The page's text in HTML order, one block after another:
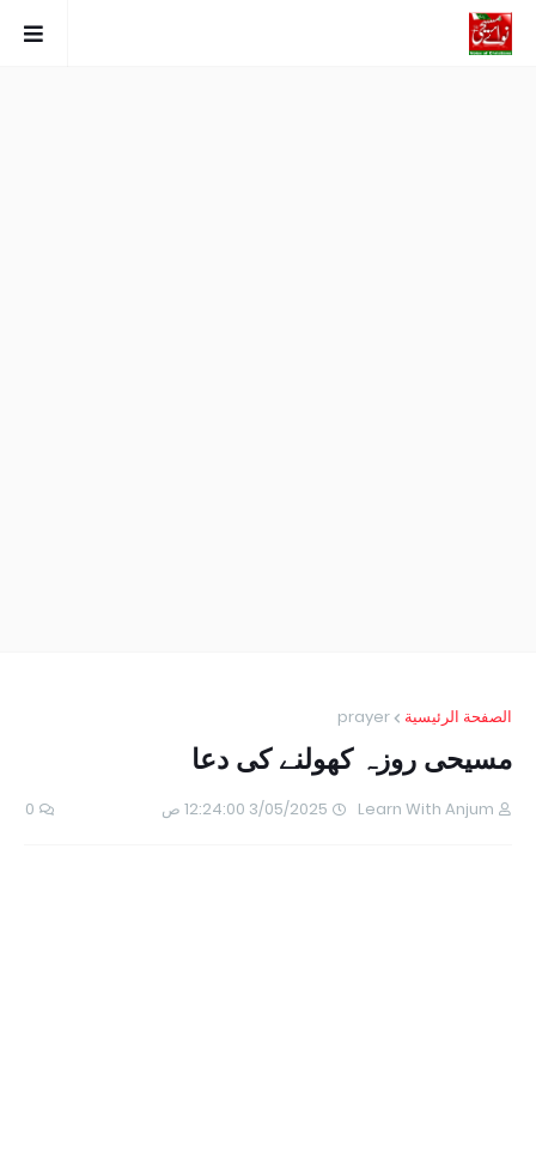
الصفحة الرئيسية prayer
مسیحی روزہ کھولنے کی دعا
Learn With Anjum 3/05/2025 12:24:00 ص 0